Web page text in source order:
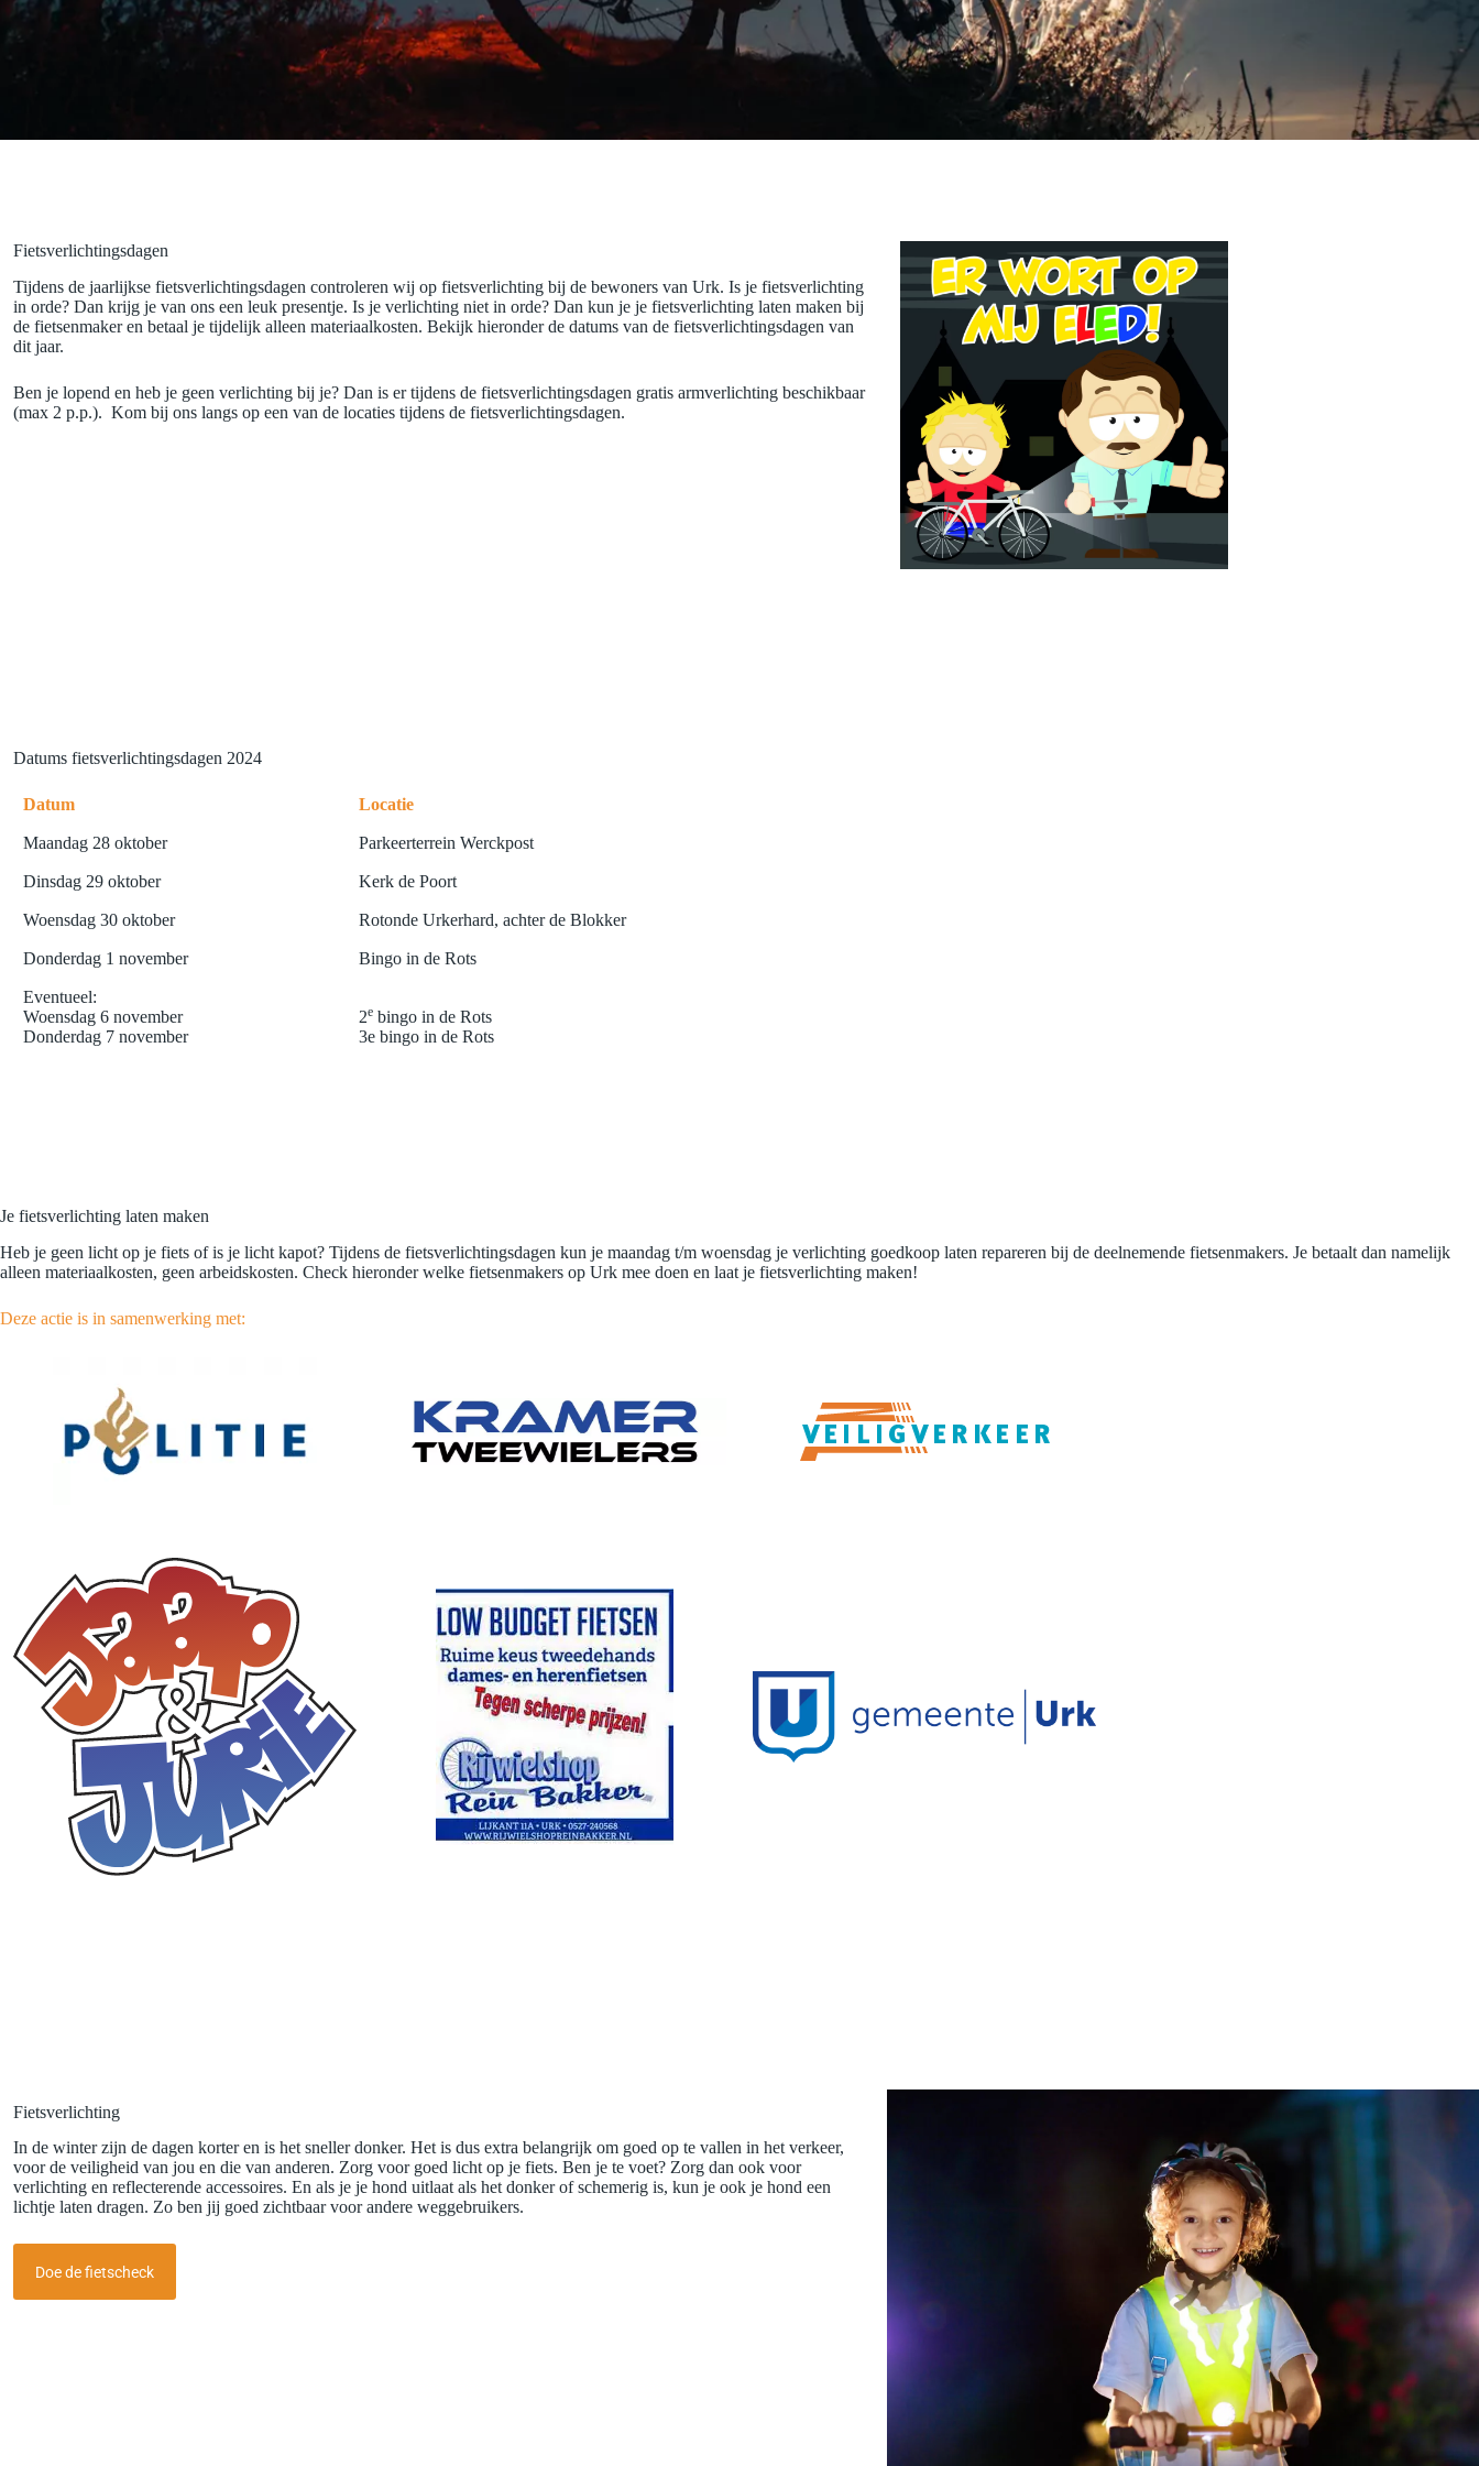
Fietsverlichtingsdagen
Tijdens de jaarlijkse fietsverlichtingsdagen controleren wij op fietsverlichting bij de bewoners van Urk. Is je fietsverlichting
in orde? Dan krijg je van ons een leuk presentje. Is je verlichting niet in orde? Dan kun je je fietsverlichting laten maken bij
de fietsenmaker en betaal je tijdelijk alleen materiaalkosten. Bekijk hieronder de datums van de fietsverlichtingsdagen van
dit jaar.
Ben je lopend en heb je geen verlichting bij je? Dan is er tijdens de fietsverlichtingsdagen gratis armverlichting beschikbaar
(max 2 p.p.). Kom bij ons langs op een van de locaties tijdens de fietsverlichtingsdagen.
Datums fietsverlichtingsdagen 2024
Datum Locatie
Maandag 28 oktober Parkeerterrein Werckpost
Dinsdag 29 oktober Kerk de Poort
Woensdag 30 oktober Rotonde Urkerhard, achter de Blokker
Donderdag 1 november Bingo in de Rots
Eventueel:
Woensdag 6 november
Donderdag 7 november
2e bingo in de Rots
3e bingo in de Rots
Je fietsverlichting laten maken
Heb je geen licht op je fiets of is je licht kapot? Tijdens de fietsverlichtingsdagen kun je maandag t/m woensdag je verlichting goedkoop laten repareren bij de deelnemende fietsenmakers. Je betaalt dan namelijk
alleen materiaalkosten, geen arbeidskosten. Check hieronder welke fietsenmakers op Urk mee doen en laat je fietsverlichting maken!
Deze actie is in samenwerking met:
Fietsverlichting
In de winter zijn de dagen korter en is het sneller donker. Het is dus extra belangrijk om goed op te vallen in het verkeer,
voor de veiligheid van jou en die van anderen. Zorg voor goed licht op je fiets. Ben je te voet? Zorg dan ook voor
verlichting en reflecterende accessoires. En als je je hond uitlaat als het donker of schemerig is, kun je ook je hond een
lichtje laten dragen. Zo ben jij goed zichtbaar voor andere weggebruikers.
Doe de fietscheck